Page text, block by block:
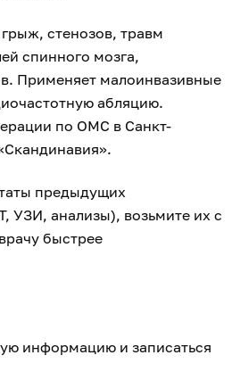
стенозов, травм
спинного мозга,
Применяет малоинвазивные
абляцию.
по ОМС в Санкт-
предыдущих
УЗИ, анализы), возьмите их с
быстрее
информацию и записаться